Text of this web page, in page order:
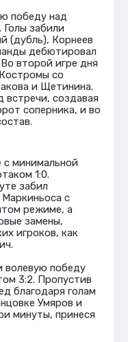
победу над
забили
(дубль), Корнеев
дебютировал
второй игре дня
со
и Щетинина.
встречи, создавая
соперника, и во
с минимальной
1:0.
забил
с
режиме, а
замены,
игроков, как
волевую победу
3:2. Пропустив
благодаря голам
Умяров и
минуты, принеся